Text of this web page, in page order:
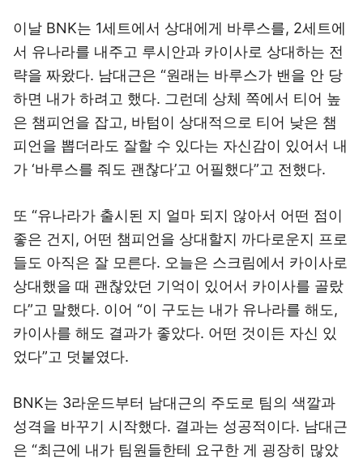
이날 BNK는 1세트에서 상대에게 바루스를, 2세트에
서 유나라를 내주고 루시안과 카이사로 상대하는 전
략을 짜왔다. 남대근은 “원래는 바루스가 밴을 안 당
하면 내가 하려고 했다. 그런데 상체 쪽에서 티어 높
은 챔피언을 잡고, 바텀이 상대적으로 티어 낮은 챔
피언을 뽑더라도 잘할 수 있다는 자신감이 있어서 내
가 ‘바루스를 줘도 괜찮다’고 어필했다”고 전했다.
또 “유나라가 출시된 지 얼마 되지 않아서 어떤 점이
좋은 건지, 어떤 챔피언을 상대할지 까다로운지 프로
들도 아직은 잘 모른다. 오늘은 스크림에서 카이사로
상대했을 때 괜찮았던 기억이 있어서 카이사를 골랐
다”고 말했다. 이어 “이 구도는 내가 유나라를 해도,
카이사를 해도 결과가 좋았다. 어떤 것이든 자신 있
었다”고 덧붙였다.
BNK는 3라운드부터 남대근의 주도로 팀의 색깔과
성격을 바꾸기 시작했다. 결과는 성공적이다. 남대근
은 “최근에 내가 팀원들한테 요구한 게 굉장히 많았